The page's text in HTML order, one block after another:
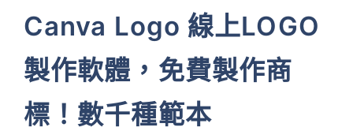
Canva Logo 線上LOGO
製作軟體，免費製作商
標！數千種範本